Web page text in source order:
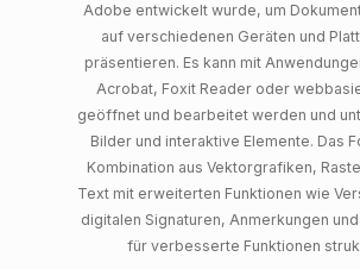
Adobe entwickelt wurde, um
auf verschiedenen Geräten und
präsentieren. Es kann mit
Acrobat, Foxit Reader oder
geöffnet und bearbeitet werden und
Bilder und interaktive Elemente. Das
Kombination aus Vektorgrafiken,
Text mit erweiterten Funktionen wie
digitalen Signaturen, Anmerkungen
für verbesserte Funktionen